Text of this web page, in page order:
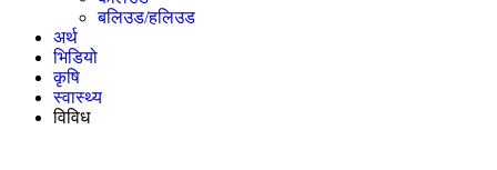
बलिउड/हलिउड
अर्थ
भिडियो
कृषि
स्वास्थ्य
विविध